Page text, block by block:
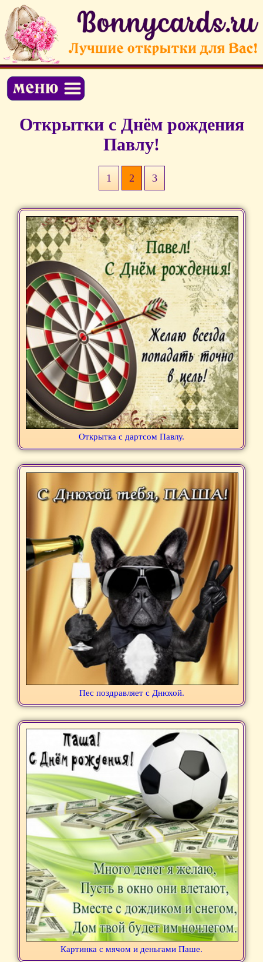
Открытки с Днём рождения
Павлу!
1 2 3
Открытка с дартсом Павлу.
Пес поздравляет с Днюхой.
Картинка с мячом и деньгами Паше.